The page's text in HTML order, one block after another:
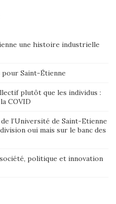
une histoire industrielle
Saint-Étienne
plutôt que les individus :
COVID
l’Université de Saint-Etienne
oui mais sur le banc des
société, politique et innovation